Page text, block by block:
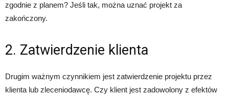
zgodnie z planem? Jeśli tak, można uznać projekt za
zakończony.
2. Zatwierdzenie klienta
Drugim ważnym czynnikiem jest zatwierdzenie projektu przez
klienta lub zleceniodawcę. Czy klient jest zadowolony z efektów